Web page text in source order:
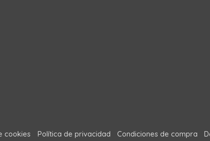
cookies Política de privacidad Condiciones de compra